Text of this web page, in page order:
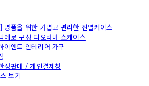
명품을 위한 가볍고 편리한 진열케이스
데로 구성 디오라마 쇼케이스
이앤드 인테리어 가구
정판매 / 개인결제창
보기